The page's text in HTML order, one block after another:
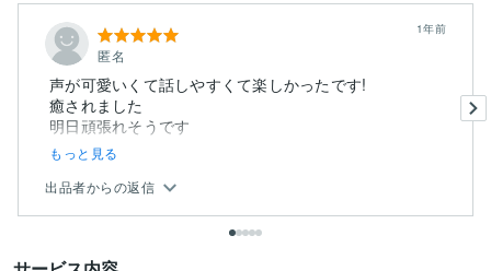
匿名
1年前
声が可愛いくて話しやすくて楽しかったです!
癒されました
明日頑張れそうです
もっと見る
出品者からの返信